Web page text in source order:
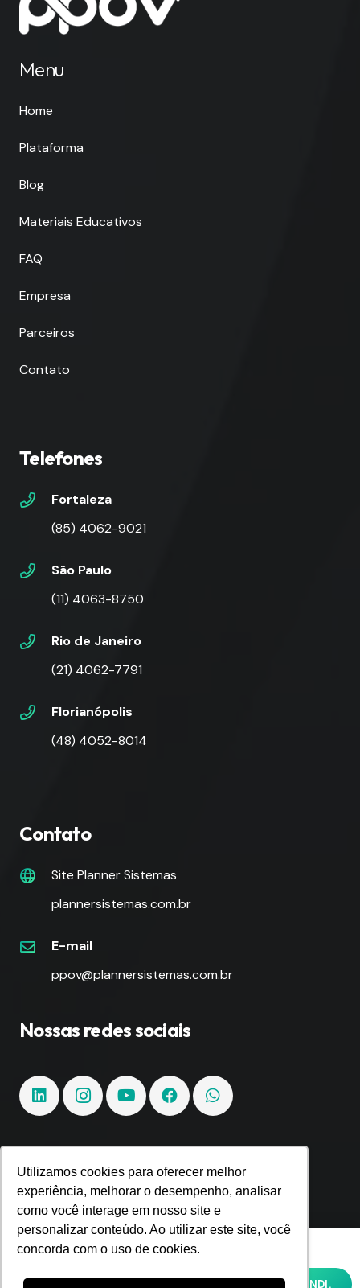
Utilizamos cookies para oferecer melhor
experiência, melhorar o desempenho, analisar
como você interage em nosso site e
personalizar conteúdo. Ao utilizar este site, você
concorda com o uso de cookies.
Menu
Home
Plataforma
Blog
Materiais Educativos
FAQ
Empresa
Parceiros
Contato
Telefones
Fortaleza
(85) 4062-9021
São Paulo
(11) 4063-8750
Rio de Janeiro
(21) 4062-7791
Florianópolis
(48) 4052-8014
Contato
Site Planner Sistemas
plannersistemas.com.br
E-mail
ppov@plannersistemas.com.br
Nossas redes sociais
Fique por dentro!
Inscreva-se e fique por dentro de todas as
tendências e inovações.
Utilizamos cookies para oferecer melhor
analisar como você interage em nosso site
OK, ENTENDI.